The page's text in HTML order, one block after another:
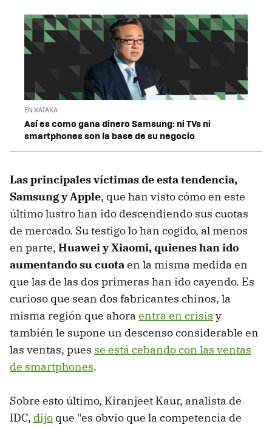
EN XATAKA
Así es como gana dinero Samsung: ni TVs ni
smartphones son la base de su negocio
Las principales víctimas de esta tendencia,
Samsung y Apple, que han visto cómo en este
último lustro han ido descendiendo sus cuotas
de mercado. Su testigo lo han cogido, al menos
en parte, Huawei y Xiaomi, quienes han ido
aumentando su cuotaen la misma medida en
que las de las dos primeras han ido cayendo. Es
curioso que sean dos fabricantes chinos, la
misma región que ahora entra en crisis y
también le supone un descenso considerable en
las ventas, pues se está cebando con las ventas
de smartphones.
Sobre esto último, Kiranjeet Kaur, analista de
IDC, dijo que "es obvio que la competencia de